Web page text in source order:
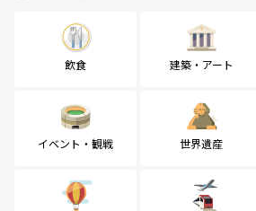
飲食 建築・アート
イベント・観戦 世界遺産